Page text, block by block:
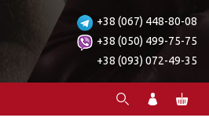
+38 (067) 448-80-08
+38 (050) 499-75-75
+38 (093) 072-49-35